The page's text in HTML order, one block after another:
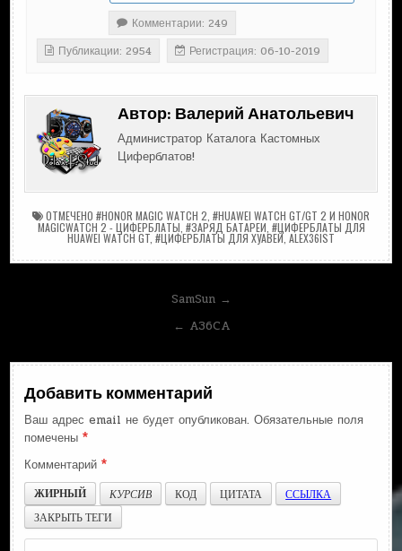
Комментарии: 249
Публикации: 2954
Регистрация: 06-10-2019
Автор: Валерий Анатольевич
Администратор Каталога Кастомных
Циферблатов!
ОТМЕЧЕНО #HONOR MAGIC WATCH 2 #HUAWEI WATCH GT/GT 2 И HONOR
MAGICWATCH 2 - ЦИФЕРБЛАТЫ #ЗАРЯД БАТАРЕИ #ЦИФЕРБЛАТЫ ДЛЯ
HUAWEI WATCH GT #ЦИФЕРБЛАТЫ ДЛЯ ХУАВЕЙ ALEX36IST
SamSun →
← A36CA
Добавить комментарий
Ваш адрес email не будет опубликован. Обязательные поля
помечены*
Комментарий*
ЖИРНЫЙ
КУРСИВ КОД ЦИТАТА
ССЫЛКА
ЗАКРЫТЬ ТЕГИ